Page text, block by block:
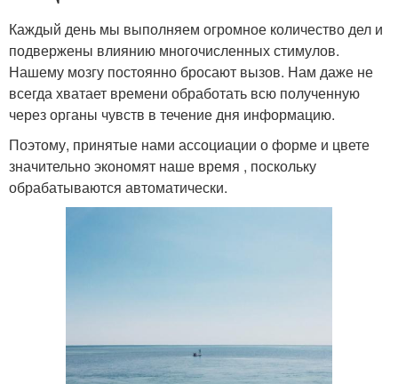
Каждый день мы выполняем огромное количество дел и
подвержены влиянию многочисленных стимулов.
Нашему мозгу постоянно бросают вызов. Нам даже не
всегда хватает времени обработать всю полученную
через органы чувств в течение дня информацию.
Поэтому, принятые нами ассоциации о форме и цвете
значительно экономят наше время , поскольку
обрабатываются автоматически.